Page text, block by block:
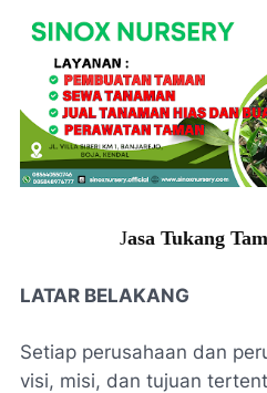
Jasa Tukang
LATAR BELAKANG
Setiap perusahaan dan
visi, misi, dan tujuan